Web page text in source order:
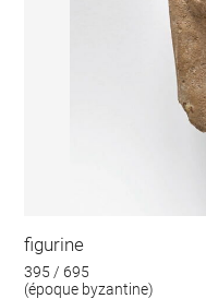
figurine
395 / 695
(époque byzantine)